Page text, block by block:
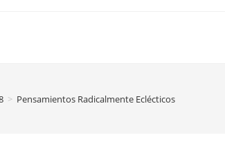
> Pensamientos Radicalmente Eclécticos